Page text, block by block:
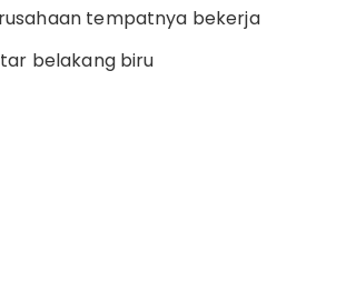
tempatnya bekerja
belakang biru